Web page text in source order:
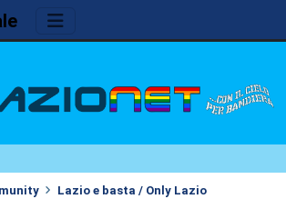
Lazio e basta / Only Lazio